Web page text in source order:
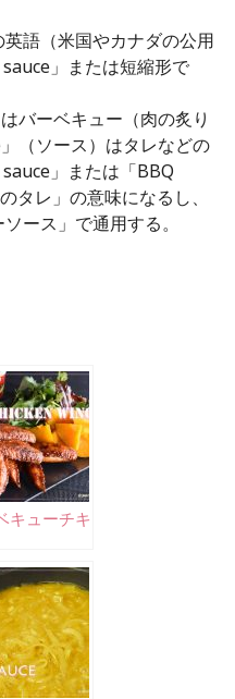
英語（米国やカナダの公用
」または短縮形で
バーベキュー（肉の炙り
（ソース）はタレなどの
」または「BBQ
タレ」の意味になるし、
ース」で通用する。
キューチキ